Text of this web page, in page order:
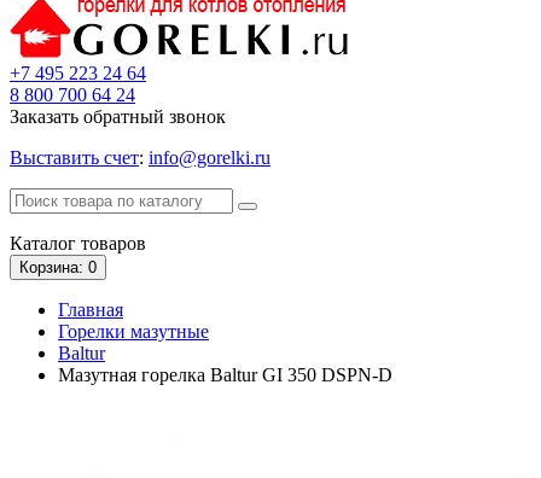
+7 495 223 24 64
8 800 700 64 24
Заказать обратный звонок
Выставить счет: info@gorelki.ru
Каталог товаров
Корзина: 0
Главная
Горелки мазутные
Baltur
Мазутная горелка Baltur GI 350 DSPN-D